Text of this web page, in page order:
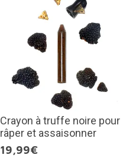
Crayon à truffe noire pour
râper et assaisonner
19,99€